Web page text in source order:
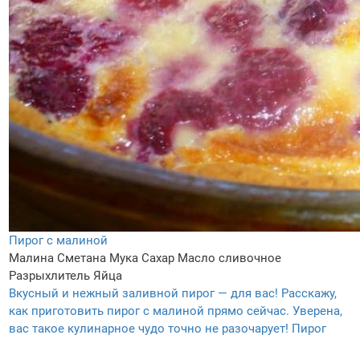
Пирог с малиной
Малина Сметана Мука Сахар Масло сливочное
Разрыхлитель Яйца
Вкусный и нежный заливной пирог — для вас! Расскажу,
как приготовить пирог с малиной прямо сейчас. Уверена,
вас такое кулинарное чудо точно не разочарует! Пирог